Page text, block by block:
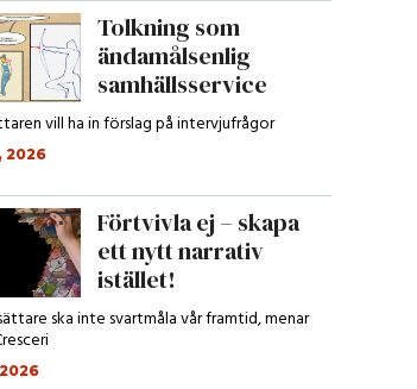
Tolkning som
ändamålsenlig
samhällsservice
vill ha in förslag på intervjufrågor
2026
Förtvivla ej – skapa
ett nytt narrativ
istället!
ska inte svartmåla vår framtid, menar